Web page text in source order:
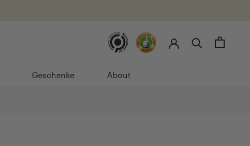
Geschenke
Geschenke
About
About